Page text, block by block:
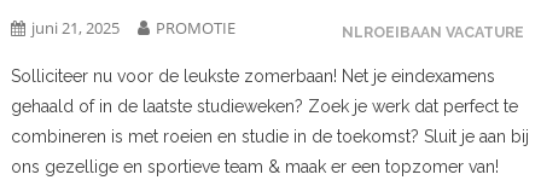
NLROEIBAAN VACATURE
juni 21, 2025 PROMOTIE
Solliciteer nu voor de leukste zomerbaan! Net je eindexamens
gehaald of in de laatste studieweken? Zoek je werk dat perfect te
combineren is met roeien en studie in de toekomst? Sluit je aan bij
ons gezellige en sportieve team & maak er een topzomer van!